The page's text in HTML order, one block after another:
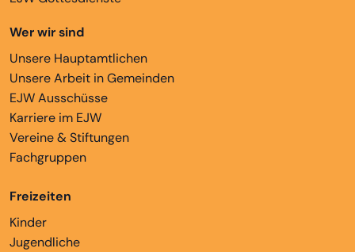
Wer wir sind
Unsere Hauptamtlichen
Unsere Arbeit in Gemeinden
EJW Ausschüsse
Karriere im EJW
Vereine & Stiftungen
Fachgruppen
Freizeiten
Kinder
Jugendliche